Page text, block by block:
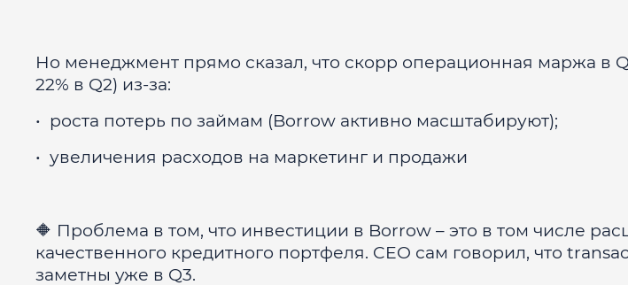
Но менеджмент прямо сказал, что скорр операционная маржа в
22% в Q2) из-за:
• роста потерь по займам (Borrow активно масштабируют);
• увеличения расходов на маркетинг и продажи
🔶 Проблема в том, что инвестиции в Borrow – это в том числе
качественного кредитного портфеля. CEO сам говорил, что
заметны уже в Q3.